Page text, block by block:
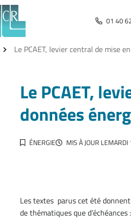
01 40
Le PCAET, levier central de mise
Le PCAET,
données
ÉNERGIE MIS À JOUR LE
Les textes parus cet été
de thématiques que d’échéances :